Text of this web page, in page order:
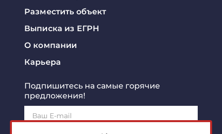
Разместить объект
Выписка из ЕГРН
О компании
Карьера
Подпишитесь на самые горячие
предложения!